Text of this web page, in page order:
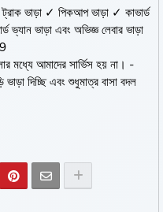
ভাড়া ✓ পিকআপ ভাড়া ✓ কাভার্ড
ভ্যান ভাড়া এবং অভিজ্ঞ লেবার ভাড়া
মধ্যে আমাদের সার্ভিস হয় না। -
দিচ্ছি এবং শুধুমাত্র বাসা বদল